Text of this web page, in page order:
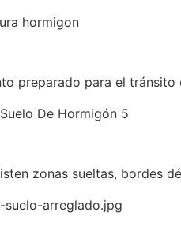
preparado para el
zonas sueltas, bordes